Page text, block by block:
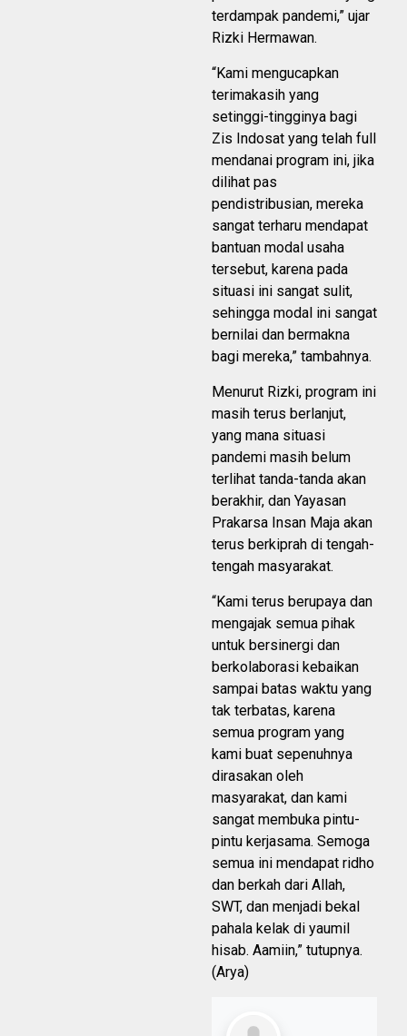
terdampak pandemi,” ujar
Rizki Hermawan.
“Kami mengucapkan
terimakasih yang
setinggi-tingginya bagi
Zis Indosat yang telah full
mendanai program ini, jika
dilihat pas
pendistribusian, mereka
sangat terharu mendapat
bantuan modal usaha
tersebut, karena pada
situasi ini sangat sulit,
sehingga modal ini sangat
bernilai dan bermakna
bagi mereka,” tambahnya.
Menurut Rizki, program ini
masih terus berlanjut,
yang mana situasi
pandemi masih belum
terlihat tanda-tanda akan
berakhir, dan Yayasan
Prakarsa Insan Maja akan
terus berkiprah di tengah-
tengah masyarakat.
“Kami terus berupaya dan
mengajak semua pihak
untuk bersinergi dan
berkolaborasi kebaikan
sampai batas waktu yang
tak terbatas, karena
semua program yang
kami buat sepenuhnya
dirasakan oleh
masyarakat, dan kami
sangat membuka pintu-
pintu kerjasama. Semoga
semua ini mendapat ridho
dan berkah dari Allah,
SWT, dan menjadi bekal
pahala kelak di yaumil
hisab. Aamiin,” tutupnya.
(Arya)